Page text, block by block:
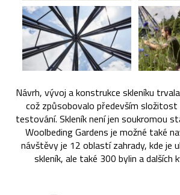
Návrh, vývoj a konstrukce skleníku
což způsobovalo především složitost
testování. Skleník není jen soukromou
Woolbeding Gardens je možné také
návštěvy je 12 oblastí zahrady, kde je
skleník, ale také 300 bylin a dalších